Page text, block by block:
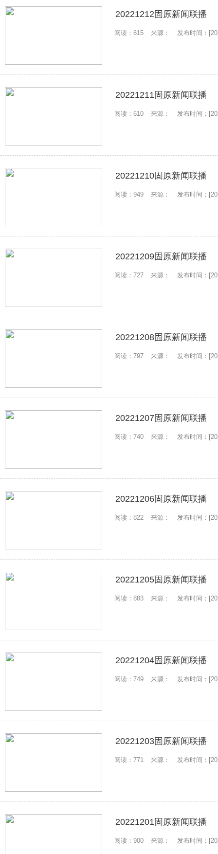
20221212固原新闻联播
阅读：615 来源： 发布时间：
20221211固原新闻联播
阅读：610 来源： 发布时间：
20221210固原新闻联播
阅读：949 来源： 发布时间：
20221209固原新闻联播
阅读：727 来源： 发布时间：
20221208固原新闻联播
阅读：797 来源： 发布时间：
20221207固原新闻联播
阅读：740 来源： 发布时间：
20221206固原新闻联播
阅读：822 来源： 发布时间：
20221205固原新闻联播
阅读：883 来源： 发布时间：
20221204固原新闻联播
阅读：749 来源： 发布时间：
20221203固原新闻联播
阅读：771 来源： 发布时间：
20221201固原新闻联播
阅读：900 来源： 发布时间：